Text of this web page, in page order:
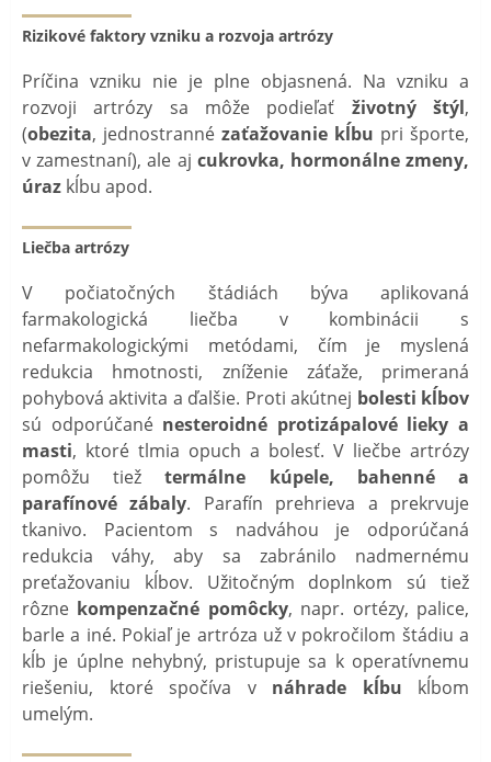
Rizikové faktory vzniku a rozvoja artrózy
Príčina vzniku nie je plne objasnená. Na vzniku a
rozvoji artrózy sa môže podieľať životný štýl,
(obezita, jednostranné zaťažovanie kĺbu pri športe,
v zamestnaní), ale aj cukrovka, hormonálne zmeny,
úraz kĺbu apod.
Liečba artrózy
V počiatočných štádiách býva aplikovaná
farmakologická liečba v kombinácii s
nefarmakologickými metódami, čím je myslená
redukcia hmotnosti, zníženie záťaže, primeraná
pohybová aktivita a ďalšie. Proti akútnej bolesti kĺbov
sú odporúčané nesteroidné protizápalové lieky a
masti, ktoré tlmia opuch a bolesť. V liečbe artrózy
pomôžu tiežtermálne kúpele, bahenné a
parafínové zábaly. Parafín prehrieva a prekrvuje
tkanivo. Pacientom s nadváhou je odporúčaná
redukcia váhy, aby sa zabránilo nadmernému
preťažovaniu kĺbov. Užitočným doplnkom sú tiež
rôzne kompenzačné pomôcky, napr. ortézy, palice,
barle a iné. Pokiaľ je artróza už v pokročilom štádiu a
kĺb je úplne nehybný, pristupuje sa k operatívnemu
riešeniu, ktoré spočíva v náhrade kĺbu kĺbom
umelým.